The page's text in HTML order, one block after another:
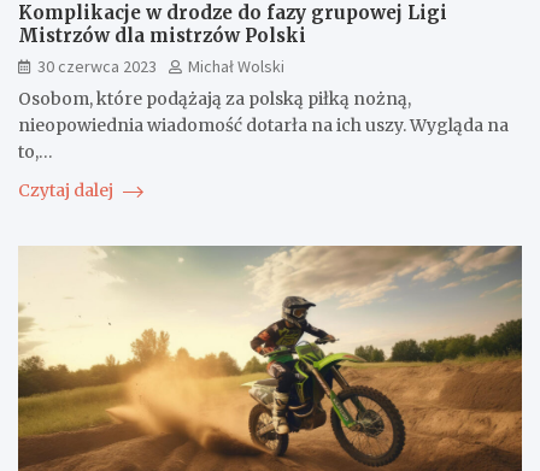
Komplikacje w drodze do fazy grupowej Ligi
Mistrzów dla mistrzów Polski
30 czerwca 2023
Michał Wolski
Osobom, które podążają za polską piłką nożną,
nieopowiednia wiadomość dotarła na ich uszy. Wygląda na
to,…
Czytaj dalej